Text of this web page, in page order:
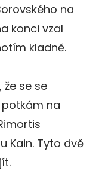
na
konci vzal
kladně.
se se
na
Kain. Tyto dvě